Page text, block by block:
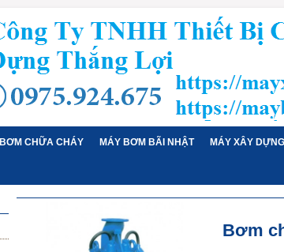
BƠM CHỮA CHÁY MÁY BƠM BÃI NHẬT MÁY XÂY DỰNG
Bơm